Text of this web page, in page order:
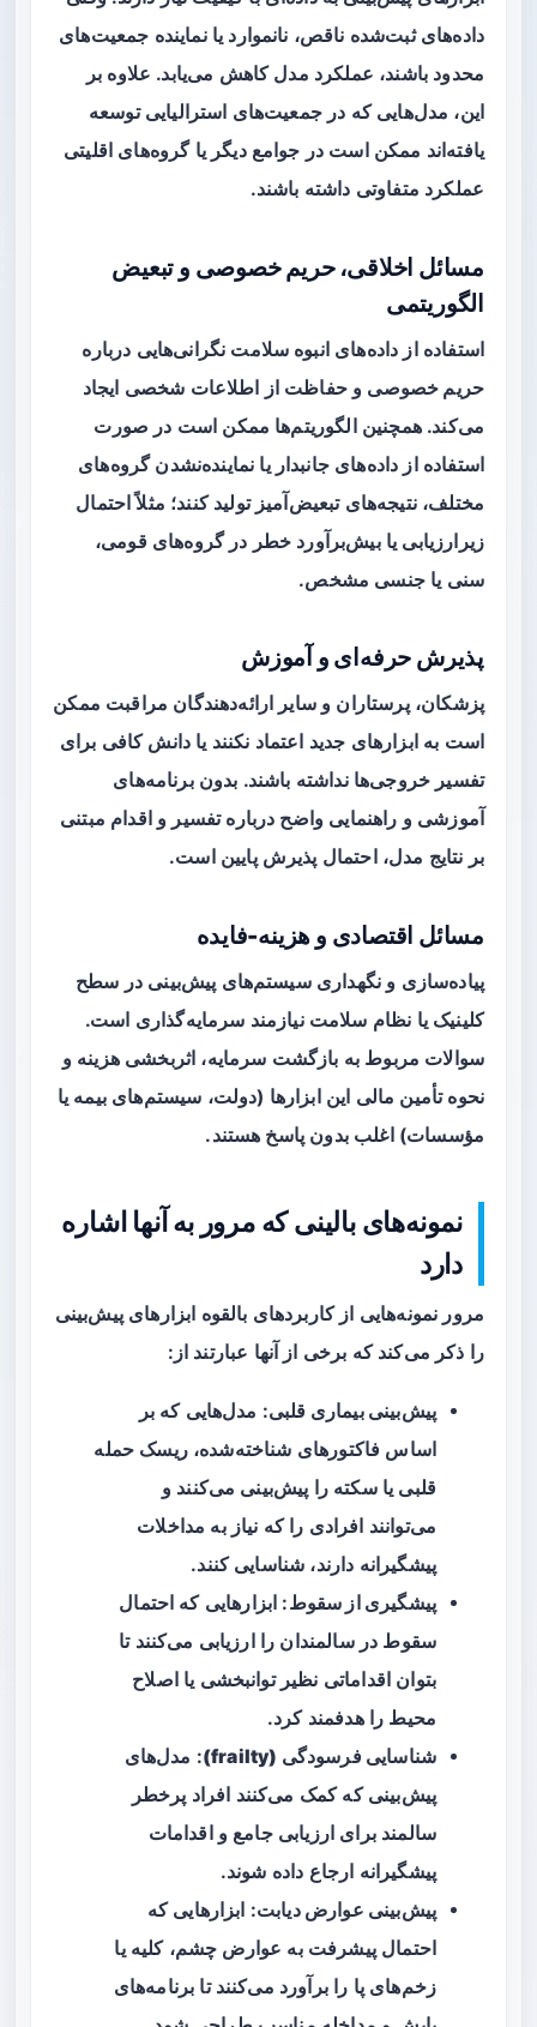
داده‌های ثبت‌شده ناقص، نانموارد یا نماینده جمعیت‌های
محدود باشند، عملکرد مدل کاهش می‌یابد. علاوه بر
این، مدل‌هایی که در جمعیت‌های استرالیایی توسعه
یافته‌اند ممکن است در جوامع دیگر یا گروه‌های اقلیتی
عملکرد متفاوتی داشته باشند.
مسائل اخلاقی، حریم خصوصی و تبعیض
الگوریتمی
استفاده از داده‌های انبوه سلامت نگرانی‌هایی درباره
حریم خصوصی و حفاظت از اطلاعات شخصی ایجاد
می‌کند. همچنین الگوریتم‌ها ممکن است در صورت
استفاده از داده‌های جانبدار یا نماینده‌نشدن گروه‌های
مختلف، نتیجه‌های تبعیض‌آمیز تولید کنند؛ مثلاً احتمال
زیرارزیابی یا بیش‌برآورد خطر در گروه‌های قومی،
سنی یا جنسی مشخص.
پذیرش حرفه‌ای و آموزش
پزشکان، پرستاران و سایر ارائه‌دهندگان مراقبت ممکن
است به ابزارهای جدید اعتماد نکنند یا دانش کافی برای
تفسیر خروجی‌ها نداشته باشند. بدون برنامه‌های
آموزشی و راهنمایی واضح درباره تفسیر و اقدام مبتنی
بر نتایج مدل، احتمال پذیرش پایین است.
مسائل اقتصادی و هزینه-فایده
پیاده‌سازی و نگهداری سیستم‌های پیش‌بینی در سطح
کلینیک یا نظام سلامت نیازمند سرمایه‌گذاری است.
سوالات مربوط به بازگشت سرمایه، اثربخشی هزینه و
نحوه تأمین مالی این ابزارها (دولت، سیستم‌های بیمه یا
مؤسسات) اغلب بدون پاسخ هستند.
نمونه‌های بالینی که مرور به آنها اشاره
دارد
مرور نمونه‌هایی از کاربردهای بالقوه ابزارهای پیش‌بینی
را ذکر می‌کند که برخی از آنها عبارتند از:
پیش‌بینی بیماری قلبی: مدل‌هایی که بر
اساس فاکتورهای شناخته‌شده، ریسک حمله
قلبی یا سکته را پیش‌بینی می‌کنند و
می‌توانند افرادی را که نیاز به مداخلات
پیشگیرانه دارند، شناسایی کنند.
پیشگیری از سقوط: ابزارهایی که احتمال
سقوط در سالمندان را ارزیابی می‌کنند تا
بتوان اقداماتی نظیر توانبخشی یا اصلاح
محیط را هدفمند کرد.
شناسایی فرسودگی (frailty)
: مدل‌های
پیش‌بینی که کمک می‌کنند افراد پرخطر
سالمند برای ارزیابی جامع و اقدامات
پیشگیرانه ارجاع داده شوند.
پیش‌بینی عوارض دیابت: ابزارهایی که
احتمال پیشرفت به عوارض چشم، کلیه یا
زخم‌های پا را برآورد می‌کنند تا برنامه‌های